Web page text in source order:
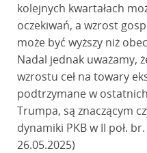
kolejnych kwartałach
oczekiwań, a wzrost
może być wyższy niż
Nadal jednak uważamy,
wzrostu ceł na towary
podtrzymane w
Trumpa, są znaczącym
dynamiki PKB w II poł.
26.05.2025)